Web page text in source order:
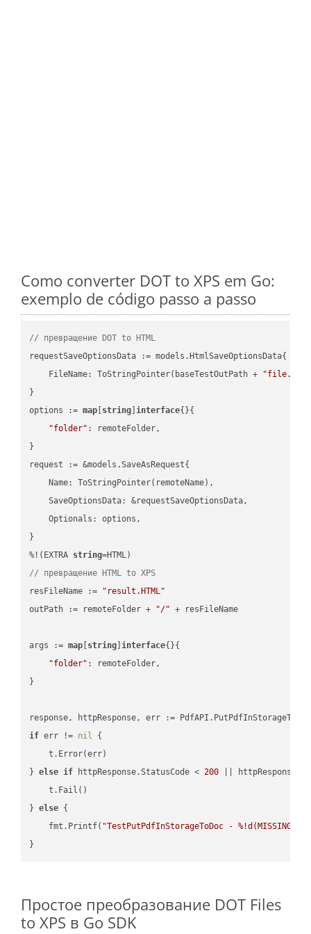
Como converter DOT to XPS em Go:
exemplo de código passo a passo
// превращение DOT to HTML
requestSaveOptionsData := models.HtmlSaveOptionsData{
    FileName: ToStringPointer(baseTestOutPath +
"file.DOT"
}
options := map string ]interface{}{
"folder" : remoteFolder,
}
request := &models.SaveAsRequest{
    Name: ToStringPointer(remoteName),
    SaveOptionsData: &requestSaveOptionsData,
    Optionals: options,
}
%!(EXTRA string
// превращение HTML to XPS
resFileName :=
"result.HTML"
outPath := remoteFolder +
"/" + resFileName
args := map string ]interface{}{
"folder" : remoteFolder,
}
if err != nil {
    t.Error(err)
} else if httpResponse.StatusCode < 200 ||
    t.Fail()
} else {
    fmt.Printf(
"TestPutPdfInStorageToDoc - %!d(MISSING)\n"
Простое преобразование DOT Files
to XPS в Go SDK